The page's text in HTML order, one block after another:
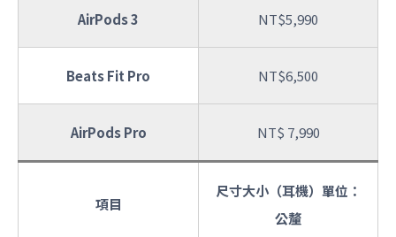
AirPods 3 NT$5,990
Beats Fit Pro NT$6,500
AirPods Pro NT$ 7,990
項目
尺寸大小（耳機）單位：
公釐